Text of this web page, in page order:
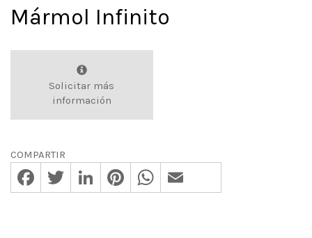
Mármol Infinito
Solicitar más
información
COMPARTIR
FacebookTwitter LinkedInPinterestWhatsApp